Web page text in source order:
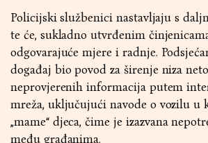
Policijski službenici nastavljaju s
te će, sukladno utvrđenim
odgovarajuće mjere i radnje.
događaj bio povod za širenje niza
neprovjerenih informacija putem
mreža, uključujući navode o vozilu u
„mame“ djeca, čime je izazvana
među građanima.